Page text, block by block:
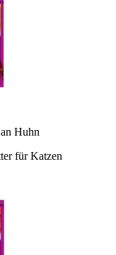
Huhn
für Katzen